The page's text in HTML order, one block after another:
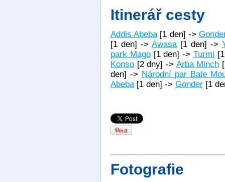
Itinerář cesty
Addis Abeba[1 den] ->
[1 den] -> Awasa[1 den] ->
park Mago[1 den] ->Turmi
Konso [2 dny] -> Arba Minch
den] -> Národní par Bale
Abeba[1 den] -> Gonder [1
Fotografie